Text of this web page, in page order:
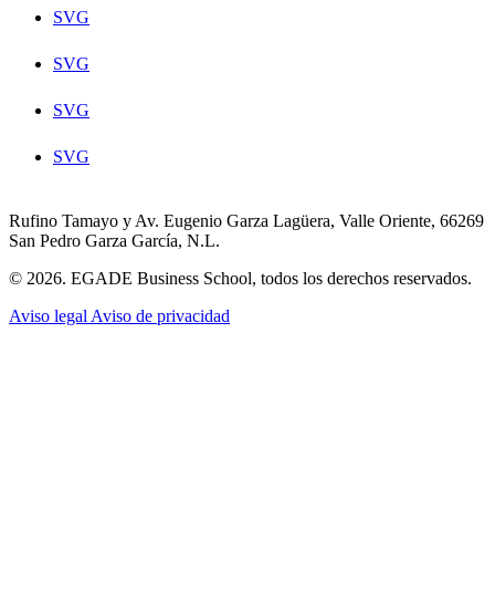
SVG
SVG
SVG
SVG
Rufino Tamayo y Av. Eugenio Garza Lagüera, Valle Oriente, 66269
San Pedro Garza García, N.L.
© 2026. EGADE Business School, todos los derechos reservados.
Aviso legal Aviso de privacidad